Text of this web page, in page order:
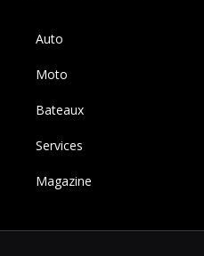
Auto
Moto
Bateaux
Services
Magazine